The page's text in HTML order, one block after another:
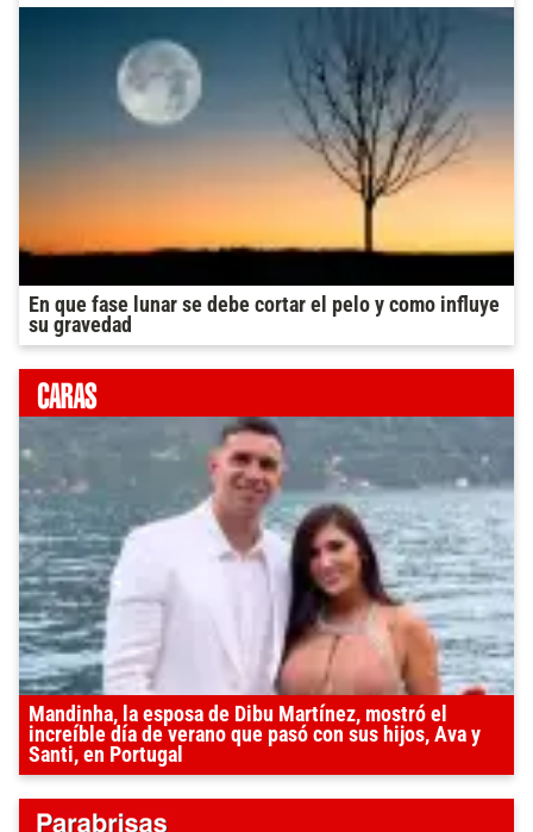
En que fase lunar se debe cortar el pelo y como influye
su gravedad
Mandinha, la esposa de Dibu Martínez, mostró el
increíble día de verano que pasó con sus hijos, Ava y
Santi, en Portugal